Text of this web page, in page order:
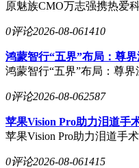
原魅族CMO万志强携热爱
0评论2026-08-061410
鸿蒙智行“五界”布局：尊
鸿蒙智行“五界”布局：尊
0评论2026-08-062587
苹果Vision Pro助力泪道手
苹果Vision Pro助力泪道手
0评论2026-08-061415